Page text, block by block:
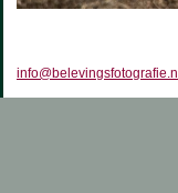
info@belevingsfotografie.nl